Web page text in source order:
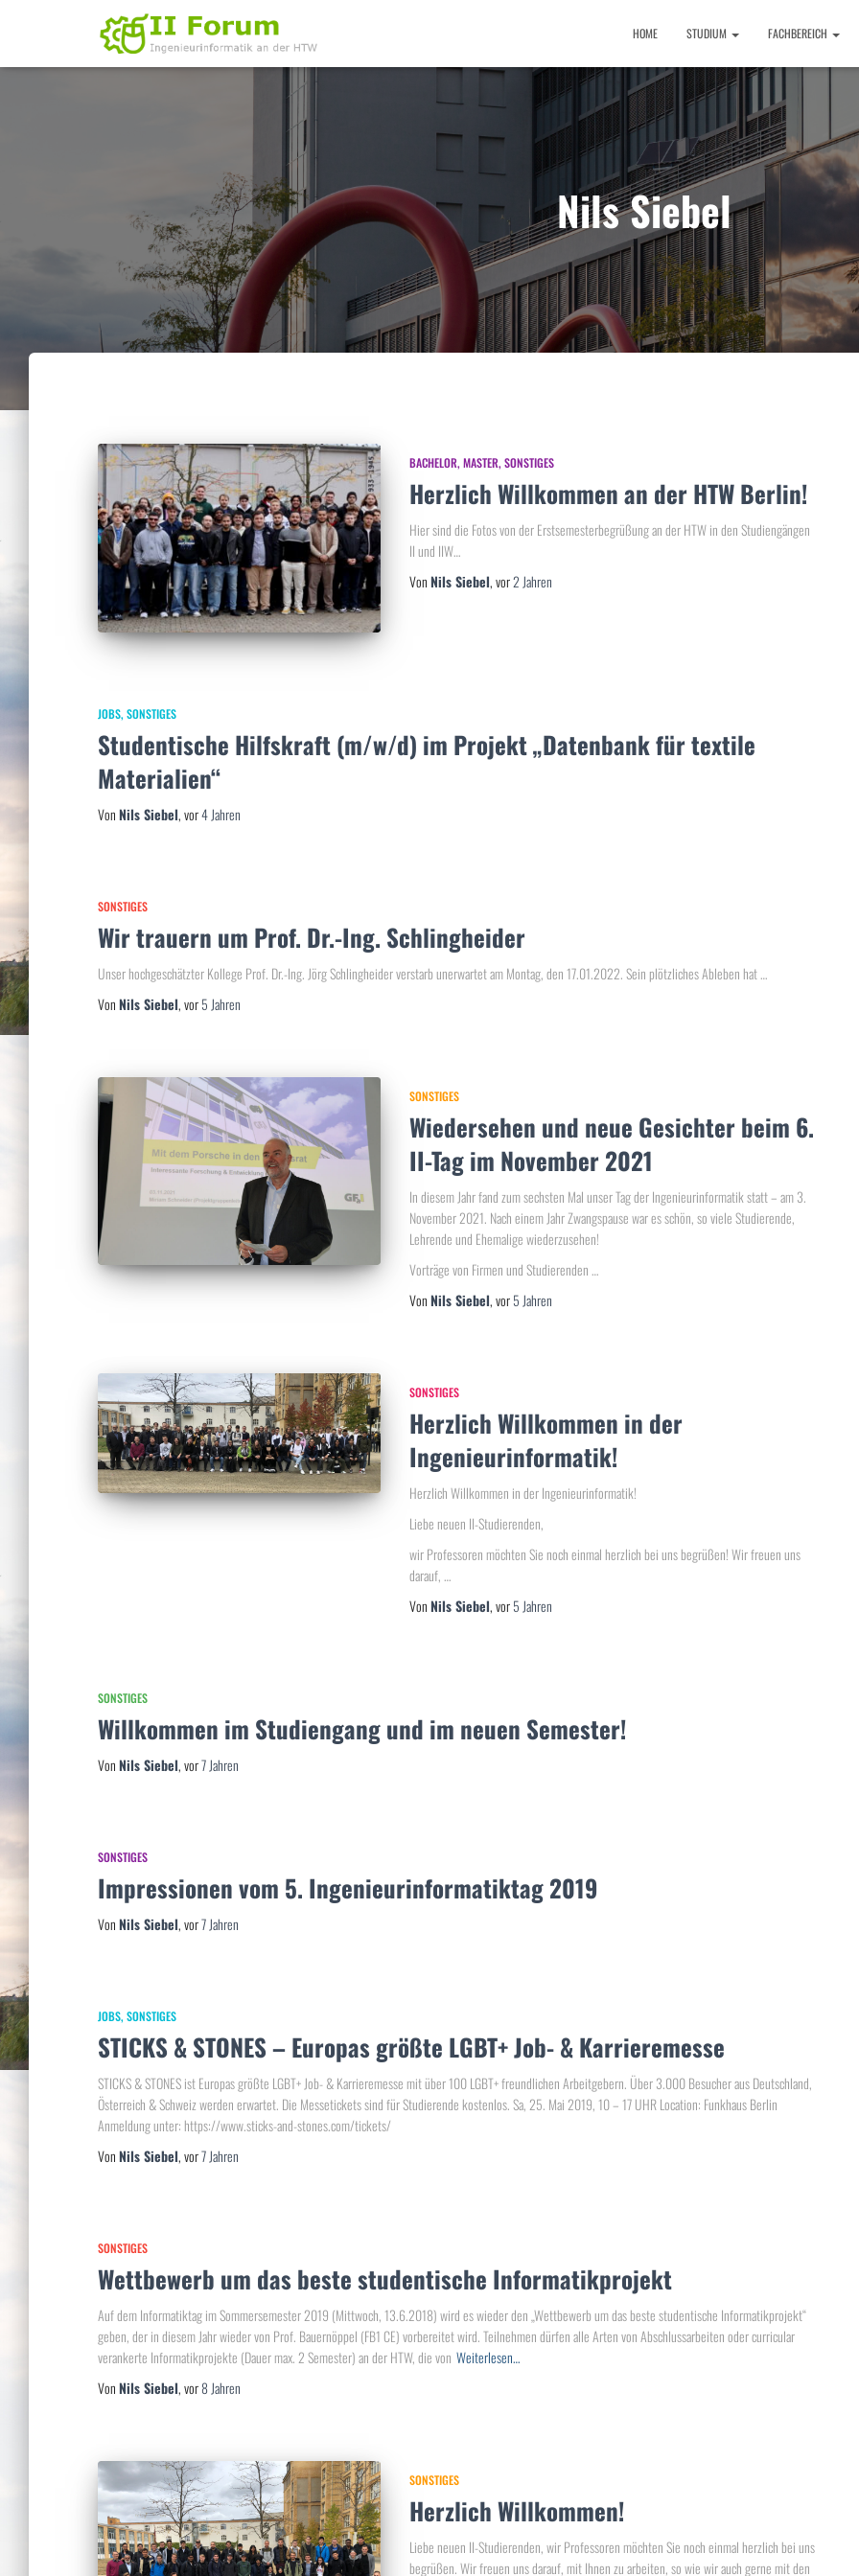
HOME STUDIUM FACHBEREICH
Nils Siebel
BACHELOR MASTER SONSTIGES
Herzlich Willkommen an der HTW Berlin!
Hier sind die Fotos von der Erstsemesterbegrüßung an der HTW in den Studiengängen
II und IIW…
VonNils Siebel, vor2 Jahren
JOBS SONSTIGES
Studentische Hilfskraft (m/w/d) im Projekt „Datenbank für textile
Materialien“
VonNils Siebel, vor4 Jahren
SONSTIGES
Wir trauern um Prof. Dr.-Ing. Schlingheider
Unser hochgeschätzter Kollege Prof. Dr.-Ing. Jörg Schlingheider verstarb unerwartet am Montag, den 17.01.2022. Sein plötzliches Ableben hat …
VonNils Siebel, vor5 Jahren
SONSTIGES
Wiedersehen und neue Gesichter beim 6.
II-Tag im November 2021
In diesem Jahr fand zum sechsten Mal unser Tag der Ingenieurinformatik statt – am 3.
November 2021. Nach einem Jahr Zwangspause war es schön, so viele Studierende,
Lehrende und Ehemalige wiederzusehen!
Vorträge von Firmen und Studierenden …
VonNils Siebel, vor5 Jahren
SONSTIGES
Herzlich Willkommen in der
Ingenieurinformatik!
Herzlich Willkommen in der Ingenieurinformatik!
Liebe neuen II-Studierenden,
wir Professoren möchten Sie noch einmal herzlich bei uns begrüßen! Wir freuen uns
darauf, …
VonNils Siebel, vor5 Jahren
SONSTIGES
Willkommen im Studiengang und im neuen Semester!
VonNils Siebel, vor7 Jahren
SONSTIGES
Impressionen vom 5. Ingenieurinformatiktag 2019
VonNils Siebel, vor7 Jahren
JOBS SONSTIGES
STICKS & STONES – Europas größte LGBT+ Job- & Karrieremesse
STICKS & STONES ist Europas größte LGBT+ Job- & Karrieremesse mit über 100 LGBT+ freundlichen Arbeitgebern. Über 3.000 Besucher aus Deutschland,
Österreich & Schweiz werden erwartet. Die Messetickets sind für Studierende kostenlos. Sa, 25. Mai 2019, 10 – 17 UHR Location: Funkhaus Berlin
Anmeldung unter: https://www.sticks-and-stones.com/tickets/
VonNils Siebel, vor7 Jahren
SONSTIGES
Wettbewerb um das beste studentische Informatikprojekt
Auf dem Informatiktag im Sommersemester 2019 (Mittwoch, 13.6.2018) wird es wieder den „Wettbewerb um das beste studentische Informatikprojekt“
geben, der in diesem Jahr wieder von Prof. Bauernöppel (FB1 CE) vorbereitet wird. Teilnehmen dürfen alle Arten von Abschlussarbeiten oder curricular
verankerte Informatikprojekte (Dauer max. 2 Semester) an der HTW, die von Weiterlesen…
VonNils Siebel, vor8 Jahren
SONSTIGES
Herzlich Willkommen!
Liebe neuen II-Studierenden, wir Professoren möchten Sie noch einmal herzlich bei uns
begrüßen. Wir freuen uns darauf, mit Ihnen zu arbeiten, so wie wir auch gerne mit den